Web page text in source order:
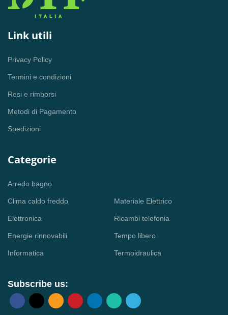
Link utili
Privacy Policy
Termini e condizioni
Resi e rimborsi
Metodi di Pagamento
Spedizioni
Categorie
Arredo bagno
Clima caldo freddo
Elettronica
Energie rinnovabili
Informatica
Materiale Elettrico
Ricambi telefonia
Tempo libero
Termoidraulica
Subscribe us: